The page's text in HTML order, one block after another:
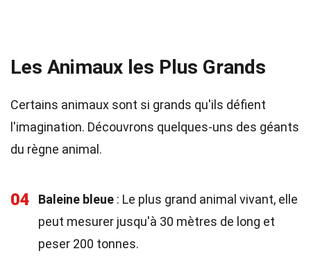
Les Animaux les Plus Grands
Certains animaux sont si grands qu'ils défient
l'imagination. Découvrons quelques-uns des géants
du règne animal.
04 Baleine bleue : Le plus grand animal vivant, elle
peut mesurer jusqu'à 30 mètres de long et
peser 200 tonnes.